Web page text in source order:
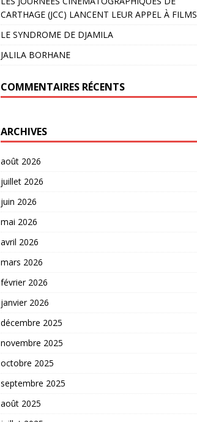
CARTHAGE (JCC) LANCENT LEUR APPEL À FILMS
LE SYNDROME DE DJAMILA
JALILA BORHANE
COMMENTAIRES RÉCENTS
ARCHIVES
août 2026
juillet 2026
juin 2026
mai 2026
avril 2026
mars 2026
février 2026
janvier 2026
décembre 2025
novembre 2025
octobre 2025
septembre 2025
août 2025